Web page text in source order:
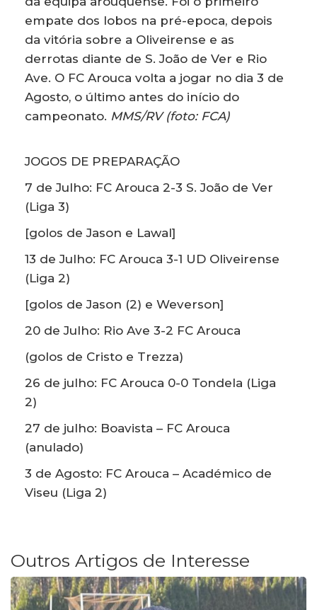
empate dos lobos na pré-epoca, depois
da vitória sobre a Oliveirense e as
derrotas diante de S. João de Ver e Rio
Ave. O FC Arouca volta a jogar no dia 3 de
Agosto, o último antes do início do
campeonato. MMS/RV (foto: FCA)
JOGOS DE PREPARAÇÃO
7 de Julho: FC Arouca 2-3 S. João de Ver
(Liga 3)
[golos de Jason e Lawal]
13 de Julho: FC Arouca 3-1 UD Oliveirense
(Liga 2)
[golos de Jason (2) e Weverson]
20 de Julho: Rio Ave 3-2 FC Arouca
(golos de Cristo e Trezza)
26 de julho: FC Arouca 0-0 Tondela (Liga
2)
27 de julho: Boavista – FC Arouca
(anulado)
3 de Agosto: FC Arouca – Académico de
Viseu (Liga 2)
Outros Artigos de Interesse